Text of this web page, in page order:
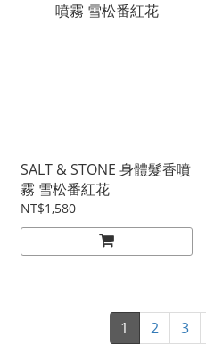
SALT & STONE 身體髮香噴
霧 雪松番紅花
NT$1,580
1 2 3